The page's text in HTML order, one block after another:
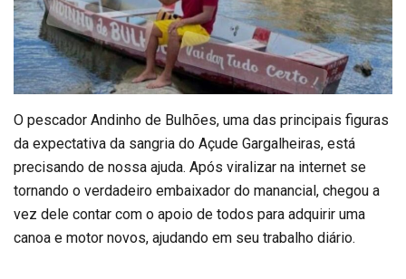
O pescador Andinho de Bulhões, uma das principais figuras
da expectativa da sangria do Açude Gargalheiras, está
precisando de nossa ajuda. Após viralizar na internet se
tornando o verdadeiro embaixador do manancial, chegou a
vez dele contar com o apoio de todos para adquirir uma
canoa e motor novos, ajudando em seu trabalho diário.